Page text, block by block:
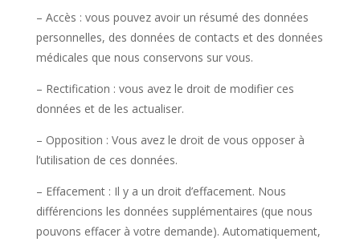
– Accès : vous pouvez avoir un résumé des données
personnelles, des données de contacts et des données
médicales que nous conservons sur vous.
– Rectification : vous avez le droit de modifier ces
données et de les actualiser.
– Opposition : Vous avez le droit de vous opposer à
l’utilisation de ces données.
– Effacement : Il y a un droit d’effacement. Nous
différencions les données supplémentaires (que nous
pouvons effacer à votre demande). Automatiquement,